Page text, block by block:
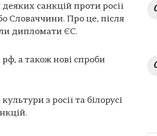
санкцій проти росії
Словаччини. Про це, після
дипломати ЄС.
рф, а також нові спроби
з росії та білорусі